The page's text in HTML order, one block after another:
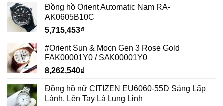
Đồng hồ Orient Automatic Nam RA-
AK0605B10C
5,715,453₫
#Orient Sun & Moon Gen 3 Rose Gold
FAK00001Y0 / SAK00001Y0
8,262,540₫
Đồng hồ nữ CITIZEN EU6060-55D Sáng Lấp
Lánh, Lên Tay Là Lung Linh